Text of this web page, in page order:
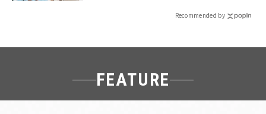
Recommended by
FEATURE